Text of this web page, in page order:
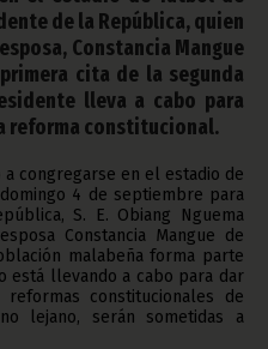
de la República, quien
Constancia Mangue
cita de la segunda
lleva a cabo para
reforma constitucional.
congregarse en el estadio de
4 de septiembre para
S. E. Obiang Nguema
Constancia Mangue de
malabeña forma parte
está llevando a cabo para dar
constitucionales de
lejano, serán sometidas a